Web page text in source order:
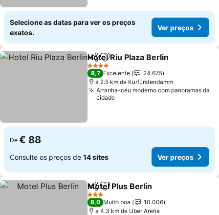
Selecione as datas para ver os preços
exatos.
Ver preços
PartilharAdicionar aos favoritos
Hotel Riu Plaza Berlin
4 Estrelas
8,7 Excelente
24.675
a 2.5 km de Kurfürstendamm
Arranha-céu moderno com panoramas da
cidade
De € 88
Consulte os preços de 14 sites Ver preços
PartilharAdicionar aos favoritos
Motel Plus Berlin
3 Estrelas
8,0 Muito boa
10.006
a 4.3 km de Uber Arena